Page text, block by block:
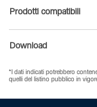
Prodotti compatibili
Download
*I dati indicati potrebbero
quelli del listino pubblico in